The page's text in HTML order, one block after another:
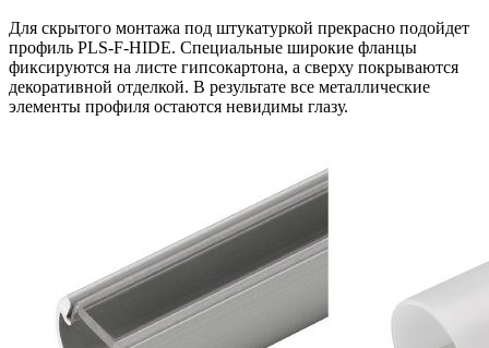
Для скрытого монтажа под штукатуркой прекрасно подойдет
профиль PLS-F-HIDE. Специальные широкие фланцы
фиксируются на листе гипсокартона, а сверху покрываются
декоративной отделкой. В результате все металлические
элементы профиля остаются невидимы глазу.